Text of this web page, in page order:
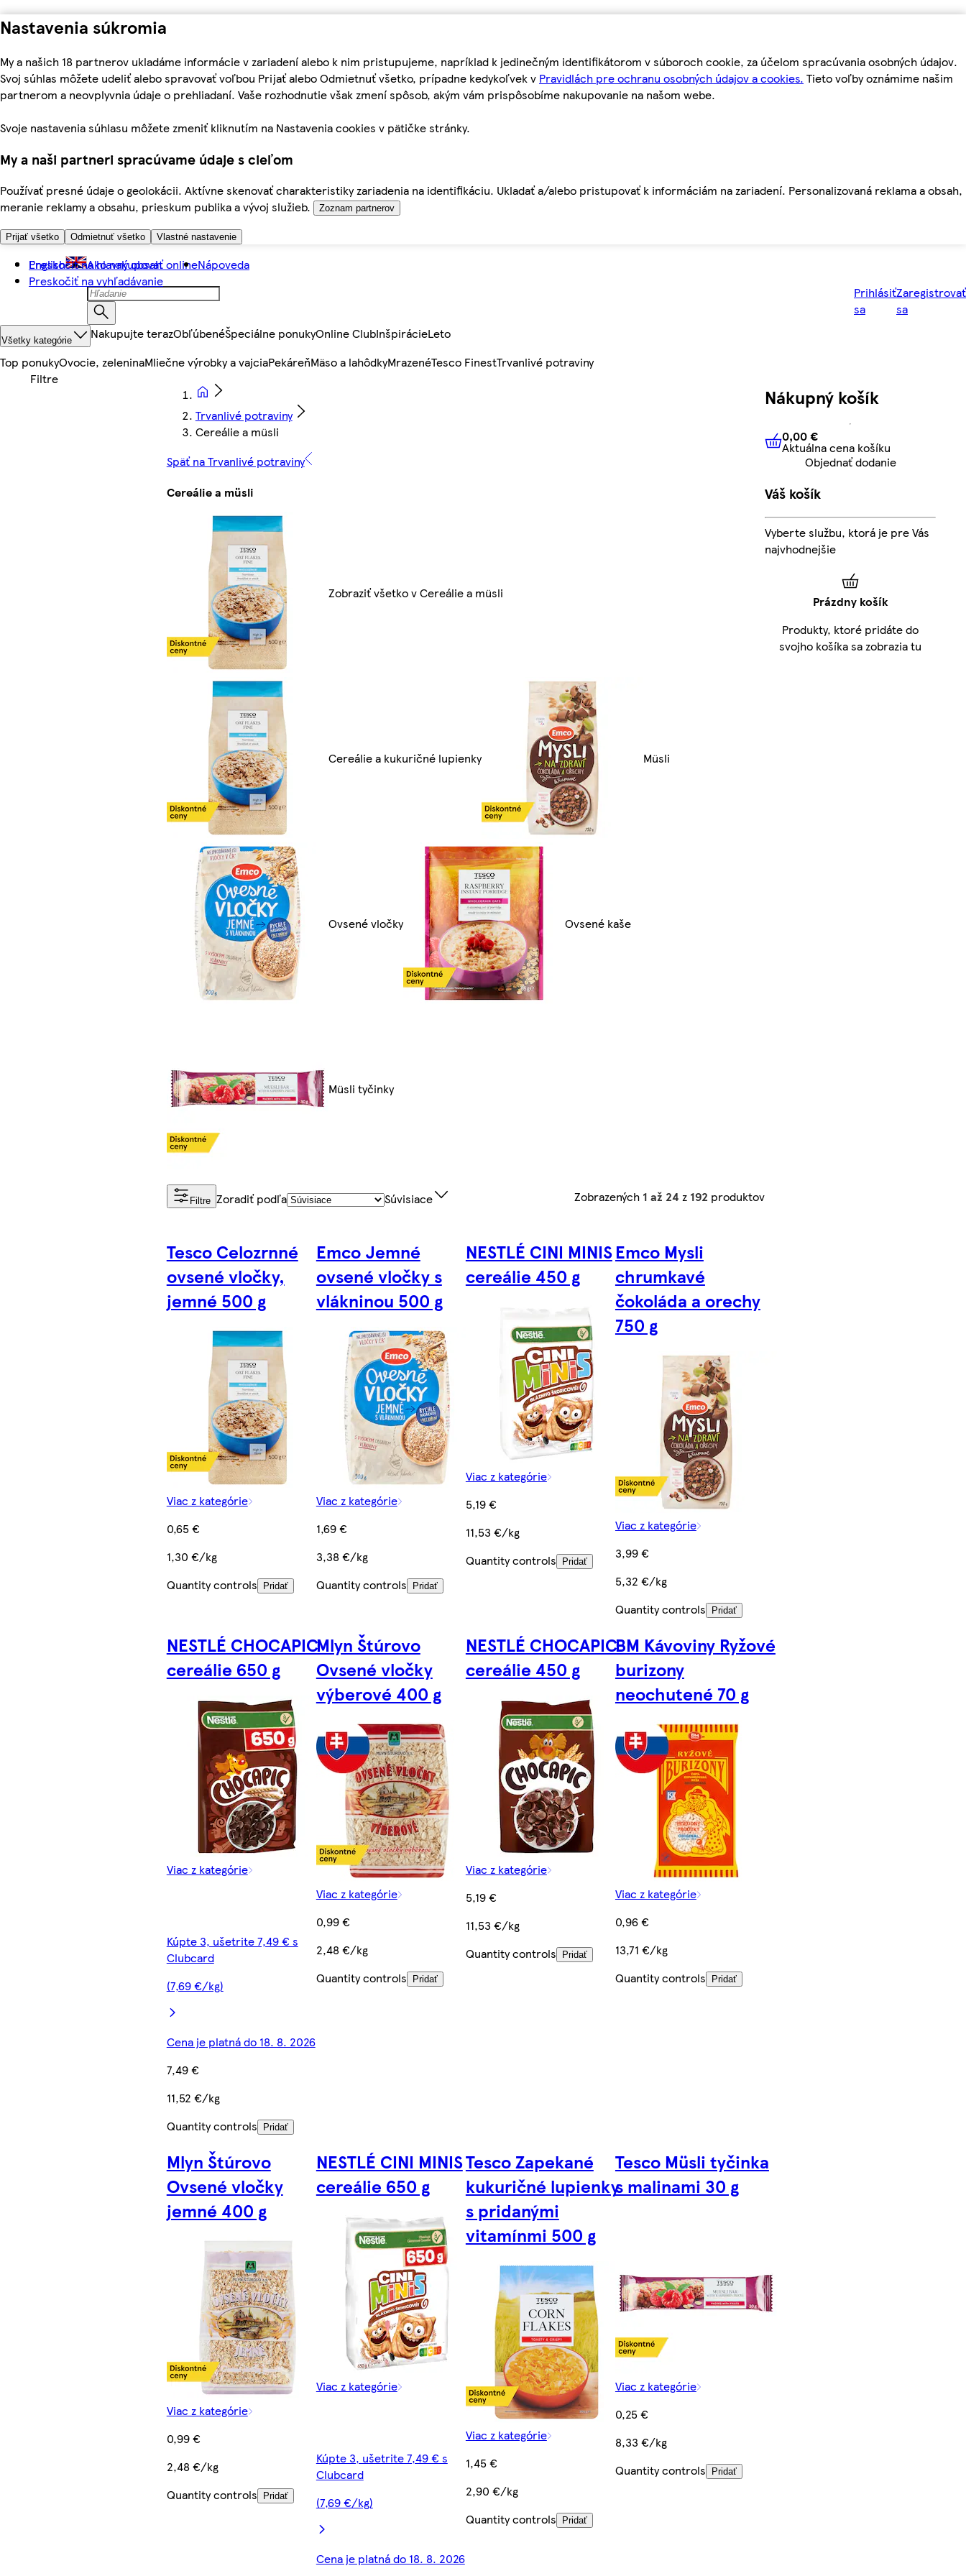
Nastavenia súkromia
My a našich 18 partnerov ukladáme informácie v zariadení alebo k nim pristupujeme, napríklad k jedinečným identifikátorom v súboroch cookie, za účelom spracúvania osobných údajov.
Svoj súhlas môžete udeliť alebo spravovať voľbou Prijať alebo Odmietnuť všetko, prípadne kedykoľvek v Pravidlách pre ochranu osobných údajov a cookies. Tieto voľby oznámime našim
partnerom a neovplyvnia údaje o prehliadaní. Vaše rozhodnutie však zmení spôsob, akým vám prispôsobíme nakupovanie na našom webe.
Svoje nastavenia súhlasu môžete zmeniť kliknutím na Nastavenia cookies v pätičke stránky.
My a naši partneri spracúvame údaje s cieľom
Používať presné údaje o geolokácii. Aktívne skenovať charakteristiky zariadenia na identifikáciu. Ukladať a/alebo pristupovať k informáciám na zariadení. Personalizovaná reklama a obsah,
meranie reklamy a obsahu, prieskum publika a vývoj služieb.
Zoznam partnerov
Prijať všetko Odmietnuť všetko Vlastné nastavenie
Preskočiť na hlavný obsah
Preskočiť na vyhľadávanie
English Ako nakupovať onlineNápoveda
Prihlásiť
sa
Zaregistrovať
sa
Všetky kategórie Nakupujte terazObľúbenéŠpeciálne ponukyOnline ClubInšpirácieLeto
Top ponukyOvocie, zeleninaMliečne výrobky a vajciaPekáreňMäso a lahôdkyMrazenéTesco FinestTrvanlivé potraviny
Trvanlivé potraviny
Cereálie a müsli
Späť na Trvanlivé potraviny
Cereálie a müsli
Zobraziť všetko v Cereálie a müsli
Cereálie a kukuričné lupienky Müsli
Ovsené vločky Ovsené kaše
Müsli tyčinky
Filtre Zoradiť podľa Súvisiace Zobrazených 1 až 24 z 192 produktov
Tesco Celozrnné
ovsené vločky,
jemné 500 g
Viac z kategórie
0,65 €
1,30 €/kg
Quantity controls
Pridať
Emco Jemné
ovsené vločky s
vlákninou 500 g
Viac z kategórie
1,69 €
3,38 €/kg
Quantity controls
Pridať
NESTLÉ CINI MINIS
cereálie 450 g
Viac z kategórie
5,19 €
11,53 €/kg
Quantity controls
Pridať
Emco Mysli
chrumkavé
čokoláda a orechy
750 g
Viac z kategórie
3,99 €
5,32 €/kg
Quantity controls
Pridať
NESTLÉ CHOCAPIC
cereálie 650 g
Viac z kategórie
Kúpte 3, ušetrite 7,49 € s
Clubcard
(7,69 €/kg)
Cena je platná do 18. 8. 2026
7,49 €
11,52 €/kg
Quantity controls
Pridať
Mlyn Štúrovo
Ovsené vločky
výberové 400 g
Viac z kategórie
0,99 €
2,48 €/kg
Quantity controls
Pridať
NESTLÉ CHOCAPIC
cereálie 450 g
Viac z kategórie
5,19 €
11,53 €/kg
Quantity controls
Pridať
BM Kávoviny Ryžové
burizony
neochutené 70 g
Viac z kategórie
0,96 €
13,71 €/kg
Quantity controls
Pridať
Mlyn Štúrovo
Ovsené vločky
jemné 400 g
Viac z kategórie
0,99 €
2,48 €/kg
Quantity controls
Pridať
NESTLÉ CINI MINIS
cereálie 650 g
Viac z kategórie
Kúpte 3, ušetrite 7,49 € s
Clubcard
(7,69 €/kg)
Cena je platná do 18. 8. 2026
Tesco Zapekané
kukuričné lupienky
s pridanými
vitamínmi 500 g
Viac z kategórie
1,45 €
2,90 €/kg
Quantity controls
Pridať
Tesco Müsli tyčinka
s malinami 30 g
Viac z kategórie
0,25 €
8,33 €/kg
Quantity controls
Pridať
Nákupný košík
0,00 € Aktuálna cena košíku
0,00 €
Aktuálna cena košíku
Objednať dodanie
Váš košík
Vyberte službu, ktorá je pre Vás
najvhodnejšie
Prázdny košík
Produkty, ktoré pridáte do
svojho košíka sa zobrazia tu